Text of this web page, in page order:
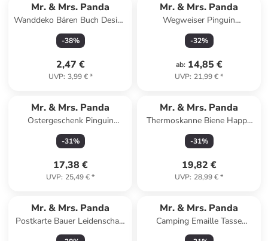
Mr. & Mrs. Panda
Wanddeko Bären Buch Design
ohne Spruch in Weiß
-38%
2,47 €
UVP: 3,99 €*
Mr. & Mrs. Panda
Wegweiser Pinguin
Weihnachtsbaum Design mit
Spruch in Weiß
-32%
ab: 14,85 €
UVP: 21,99 €*
Mr. & Mrs. Panda
Ostergeschenk Pinguin
Weihnachtsbaum mit Spruch
in Eisblau
-31%
17,38 €
UVP: 25,49 €*
Mr. & Mrs. Panda
Thermoskanne Biene Happy
mit Spruch in Transparent
-31%
19,82 €
UVP: 28,99 €*
Mr. & Mrs. Panda
Postkarte Bauer Leidenschaft
mit Spruch in Weiß
Mr. & Mrs. Panda
Camping Emaille Tasse
Sommer Meer Glück mit